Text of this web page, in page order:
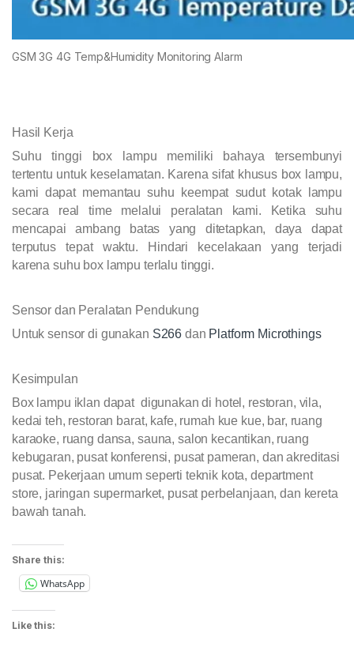
GSM 3G 4G Temp&Humidity Monitoring Alarm
Hasil Kerja
Suhu tinggi box lampu memiliki bahaya tersembunyi
tertentu untuk keselamatan. Karena sifat khusus box lampu,
kami dapat memantau suhu keempat sudut kotak lampu
secara real time melalui peralatan kami. Ketika suhu
mencapai ambang batas yang ditetapkan, daya dapat
terputus tepat waktu. Hindari kecelakaan yang terjadi
karena suhu box lampu terlalu tinggi.
Sensor dan Peralatan Pendukung
Untuk sensor di gunakan S266 dan Platform Microthings
Kesimpulan
Box lampu iklan dapat digunakan di hotel, restoran, vila,
kedai teh, restoran barat, kafe, rumah kue kue, bar, ruang
karaoke, ruang dansa, sauna, salon kecantikan, ruang
kebugaran, pusat konferensi, pusat pameran, dan akreditasi
pusat. Pekerjaan umum seperti teknik kota, department
store, jaringan supermarket, pusat perbelanjaan, dan kereta
bawah tanah.
Share this:
WhatsApp
Like this: